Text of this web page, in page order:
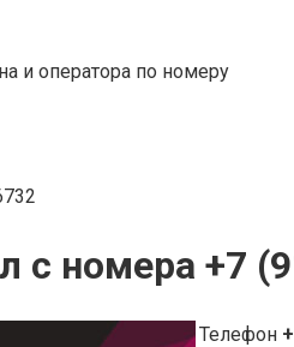
и оператора по номеру
с номера +7
Телефон